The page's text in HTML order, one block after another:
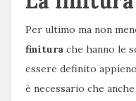
Per ultimo ma non
finitura che hanno le
essere definito
è necessario che